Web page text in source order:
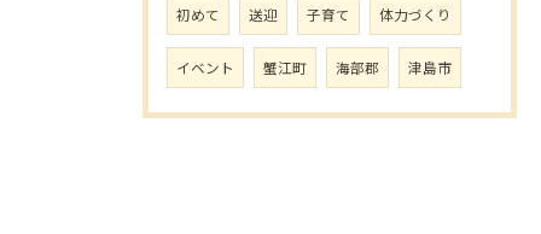
初めて 送迎 子育て 体力づくり
イベント 蟹江町 海部郡 津島市